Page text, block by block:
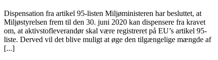
Dispensation fra artikel 95-listen Miljøministeren har besluttet, at
Miljøstyrelsen frem til den 30. juni 2020 kan dispensere fra kravet
om, at aktivstofleverandør skal være registreret på EU’s artikel 95-
liste. Derved vil det blive muligt at øge den tilgængelige mængde af
[...]